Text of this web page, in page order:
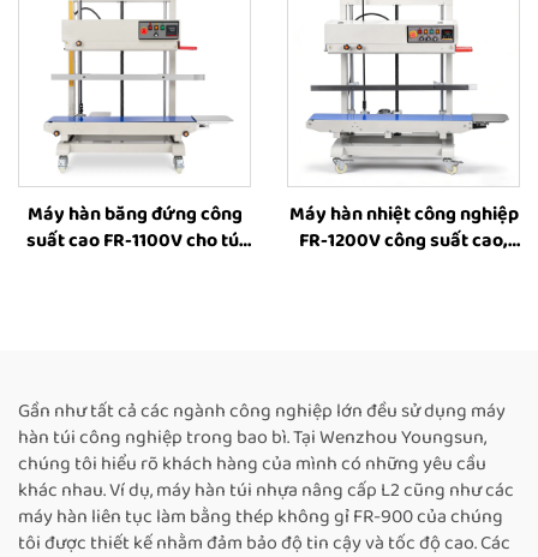
Máy hàn băng đứng công
suất cao FR-1100V cho túi
Máy hàn nhiệt công nghiệp
FR-1200V công suất cao,
Gần như tất cả các ngành công nghiệp lớn đều sử dụng máy
hàn túi công nghiệp trong bao bì. Tại Wenzhou Youngsun,
chúng tôi hiểu rõ khách hàng của mình có những yêu cầu
khác nhau. Ví dụ, máy hàn túi nhựa nâng cấp L2 cũng như các
máy hàn liên tục làm bằng thép không gỉ FR-900 của chúng
tôi được thiết kế nhằm đảm bảo độ tin cậy và tốc độ cao. Các